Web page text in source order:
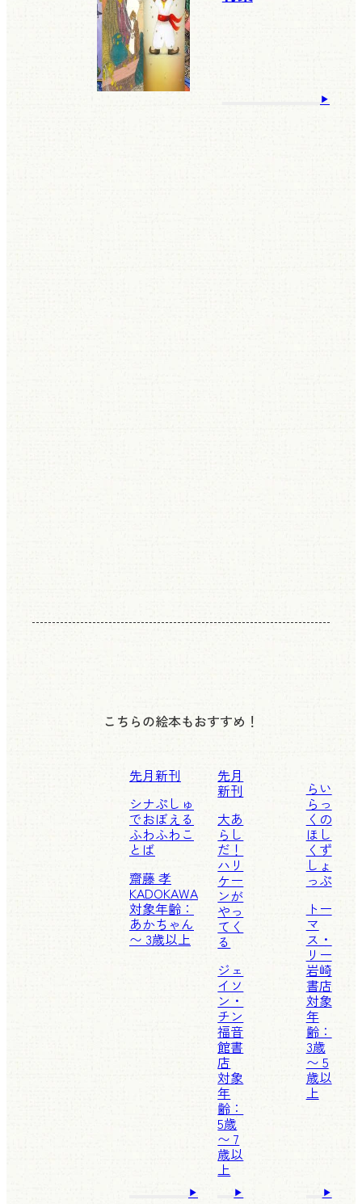
こちらの絵本もおすすめ！
先月新刊
シナぷしゅ
でおぼえる
ふわふわこ
とば
齋藤 孝
KADOKAWA
対象年齢：
あかちゃん
〜 3歳以上
先月
新刊
大あ
らし
だ！
ハリ
ケー
ンが
やっ
てく
る
ジェ
イソ
ン・
チン
福音
館書
店
対象
年
齢：
5歳
〜 7
歳以
上
らい
らっ
くの
ほし
くず
しょ
っぷ
トー
マ
ス・
リー
岩崎
書店
対象
年
齢：
3歳
〜 5
歳以
上